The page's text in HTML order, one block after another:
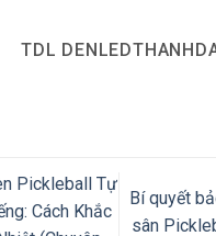
TDL
Pickleball Tự
Cách Khắc
Bí quyết
sân